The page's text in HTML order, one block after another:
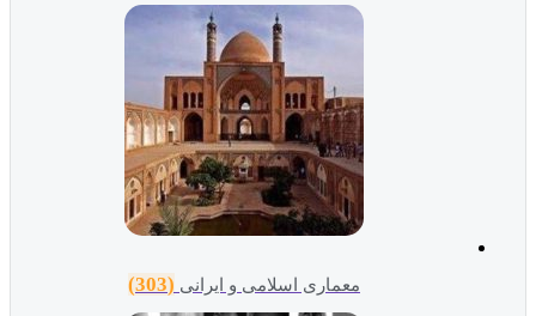
معماری اسلامی و ایرانی (303)